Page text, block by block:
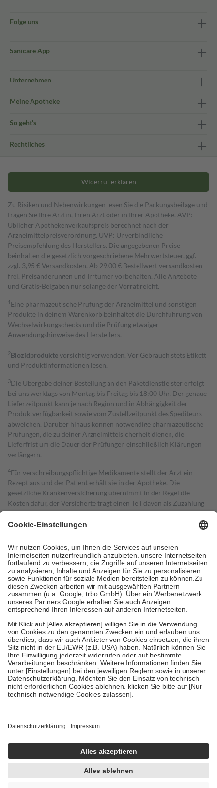
Folge uns
Sanicare App
Unternehmen
Meine Apotheke
So geht's
Rechtliches
Widerruf erklären
Zu Risiken und Nebenwirkungen lesen Sie die Packungsbeilage und
fragen Sie Ihre Ärztin, Ihren Arzt oder in Ihrer Apotheke. AVP:
Üblicher Apothekenverkaufspreis berechnet nach der
Arzneimittelpreisverordnung. UVP: Unverbindliche
Preisempfehlung des Herstellers. Die angegebenen Preise
beinhalten die gesetzlich vorgeschriebene Mehrwertsteuer, ggf.
zzgl. 3,95 € Versandkosten. Ab 29,00 € Bestell­wert versand­kosten­
frei. Preisänderungen und Irrtümer vorbehalten. Alle Angebote
und Gratis-Beigaben nur solange der Vorrat reicht.
1 Eine pharmazeutische Prüfung der Arzneimittel und sonstigen
Produkte in deinem Warenkorb beinhaltet die Durchführung von
Wechselwirkungschecks und die Prüfung etwaiger
Anwendungshinweise des Herstellers.
2Biozidproduktevorsichtig verwenden. Vor Gebrauch stets Etikett
und Produktinformationen lesen.
3Die Übergabe deiner Bestellung an den Paketdienstleister erfolgt
bei uns werktags von Montag bis Freitag bis 18:00 Uhr. Der genaue
Lieferzeitpunkt kann je nach Region und in Abhängigkeit der
Produktverfügbarkeit sowie vom Zustellzeitpunkt des Spediteurs
abweichen. Darüber hinaus können notwendige pharmazeutische
Prüfungen, die zu deiner Arzneimittelsicherheit dienen, die
Lieferfrist um die Dauer der Prüfungen einschließlich Klärungen
verlängern.
4Für verschreibungspflichtige Medikamente stellt der Arzt ein
Rezept aus und der Patient erhält sie in der Apotheke. Die
gesetzliche Krankenversicherung übernimmt in der Regel die
Kosten dafür, der Versicherte trägt einen Teil davon als Zuzahlung
mit.
Grundsätzlich leisten Mitglieder Zuzahlungen in Höhe von zehn
höchstens zehn Euro.
Es sind jedoch nie mehr als die tatsächlichen
Kosten der Leistung zu entrichten.
Diese Regeln gelten grundsätzlich auch für Online-Apotheken.
Bei Heilmitteln und häuslicher Krankenpflege beträgt die
Zuzahlung zehn Prozent der Kosten sowie zehn Euro je
Verordnung.
Um das Engagement der Versicherten für ihre eigene Gesundheit zu
stärken und die besondere Stellung der Familie zu unterstützen,
fallenkeine Zuzahlungenan bei:
• Kindern und Jugendlichen bis zum vollendeten 18. Lebensjahr
mit Ausnahme der Fahrkosten
• Untersuchungen zur Vorsorge und Früherkennung, die von der
GKV getragen werden
• empfohlenen Schutzimpfungen
• Harn- und Blutteststreifen
getroffen, um sicherzustellen, dass es sich um echte Bewertungen
https://help.etrusted.com/hc/de/articles/4419944605341
Einige Bilder und Inhalte wurden unter Zuhilfenahme künstlicher